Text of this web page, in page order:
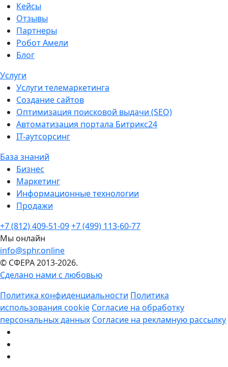
Кейсы
Отзывы
Партнеры
Робот Амели
Блог
Услуги
Услуги телемаркетинга
Создание сайтов
Оптимизация поисковой выдачи (SEO)
Автоматизация портала Битрикс24
IT-аутсорсинг
База знаний
Бизнес
Маркетинг
Информационные технологии
Продажи
+7 (812) 409-51-09+7 (499) 113-60-77
Мы онлайн
info@sphr.online
© СФЕРА 2013-2026.
Сделано нами с любовью
Политика конфиденциальности Политика
использования cookie Согласие на обработку
персональных данных Согласие на рекламную рассылку